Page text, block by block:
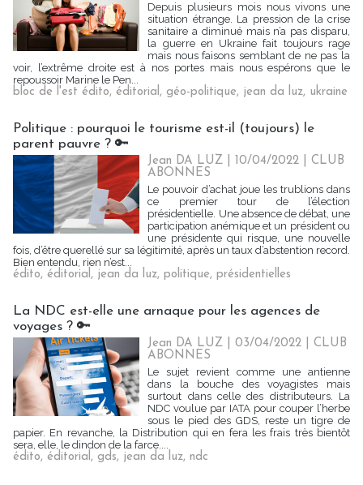
Depuis plusieurs mois nous vivons une
situation étrange. La pression de la crise
sanitaire a diminué mais n’a pas disparu,
la guerre en Ukraine fait toujours rage
mais nous faisons semblant de ne pas la
voir, l’extrême droite est à nos portes mais nous espérons que le
repoussoir Marine le Pen...
bloc de l'est édito, éditorial, géo-politique, jean da luz, ukraine
Politique : pourquoi le tourisme est-il (toujours) le
parent pauvre ? 🔑
Jean DA LUZ | 10/04/2022 |CLUB
ABONNES
Le pouvoir d’achat joue les trublions dans
ce premier tour de l’élection
présidentielle. Une absence de débat, une
participation anémique et un président ou
une présidente qui risque, une nouvelle
fois, d’être querellé sur sa légitimité, après un taux d’abstention record.
Bien entendu, rien n’est...
édito, éditorial, jean da luz, politique, présidentielles
La NDC est-elle une arnaque pour les agences de
voyages ? 🔑
Jean DA LUZ | 03/04/2022 |CLUB
ABONNES
Le sujet revient comme une antienne
dans la bouche des voyagistes mais
surtout dans celle des distributeurs. La
NDC voulue par IATA pour couper l’herbe
sous le pied des GDS, reste un tigre de
papier. En revanche, la Distribution qui en fera les frais très bientôt
sera, elle, le dindon de la farce....
édito, éditorial, gds, jean da luz, ndc